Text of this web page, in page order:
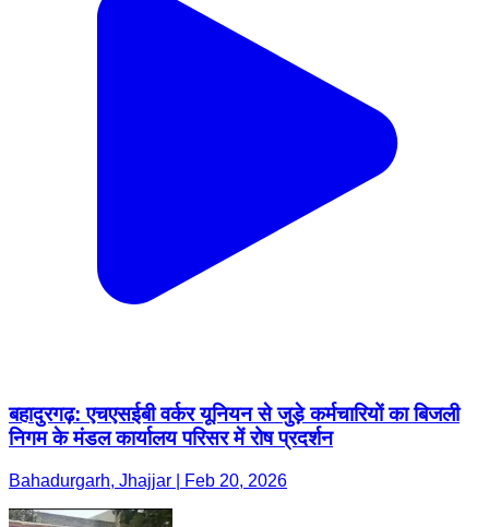
बहादुरगढ़: एचएसईबी वर्कर यूनियन से जुड़े कर्मचारियों का बिजली
निगम के मंडल कार्यालय परिसर में रोष प्रदर्शन
Bahadurgarh, Jhajjar | Feb 20, 2026